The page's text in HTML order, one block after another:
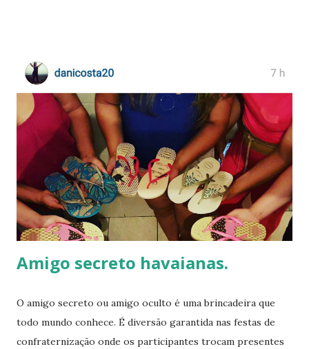
Amigo secreto havaianas.
O amigo secreto ou amigo oculto é uma brincadeira que
todo mundo conhece. É diversão garantida nas festas de
confraternização onde os participantes trocam presentes